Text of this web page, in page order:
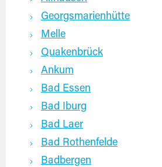
Georgsmarienhütte
Melle
Quakenbrück
Ankum
Bad Essen
Bad Iburg
Bad Laer
Bad Rothenfelde
Badbergen